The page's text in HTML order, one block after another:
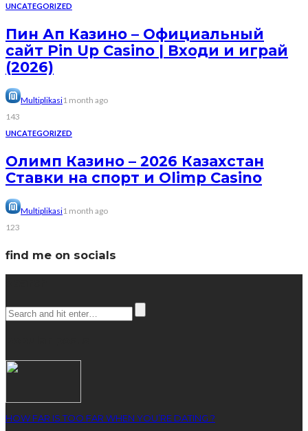
UNCATEGORIZED
Пин Ап Казино – Официальный
сайт Pin Up Casino | Входи и играй
(2026)
Multiplikasi1 month ago
143
UNCATEGORIZED
Олимп Казино – 2026 Казахстан
Ставки на спорт и Olimp Casino
Multiplikasi1 month ago
123
find me on socials
HOW FAR IS TOO FAR WHEN YOU’RE DATING ?